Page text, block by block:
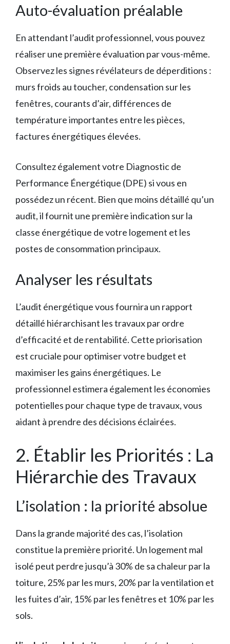
Auto-évaluation préalable
En attendant l’audit professionnel, vous pouvez
réaliser une première évaluation par vous-même.
Observez les signes révélateurs de déperditions :
murs froids au toucher, condensation sur les
fenêtres, courants d’air, différences de
température importantes entre les pièces,
factures énergétiques élevées.
Consultez également votre Diagnostic de
Performance Énergétique (DPE) si vous en
possédez un récent. Bien que moins détaillé qu’un
audit, il fournit une première indication sur la
classe énergétique de votre logement et les
postes de consommation principaux.
Analyser les résultats
L’audit énergétique vous fournira un rapport
détaillé hiérarchisant les travaux par ordre
d’efficacité et de rentabilité. Cette priorisation
est cruciale pour optimiser votre budget et
maximiser les gains énergétiques. Le
professionnel estimera également les économies
potentielles pour chaque type de travaux, vous
aidant à prendre des décisions éclairées.
2. Établir les Priorités : La
Hiérarchie des Travaux
L’isolation : la priorité absolue
Dans la grande majorité des cas, l’isolation
constitue la première priorité. Un logement mal
isolé peut perdre jusqu’à 30% de sa chaleur par la
toiture, 25% par les murs, 20% par la ventilation et
les fuites d’air, 15% par les fenêtres et 10% par les
sols.